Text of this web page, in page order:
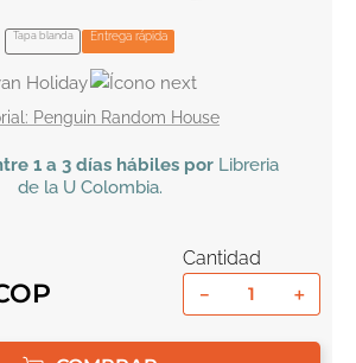
Tapa blanda Entrega rápida
Holiday
Penguin Random House
1 a 3 días hábiles por Libreria
de la U Colombia.
Cantidad
＋
－